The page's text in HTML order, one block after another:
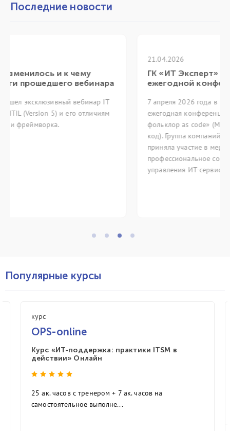
Последние новости
IT
ГК «ИТ Эксперт» приняла участие в XVI
ежегодной конференции itSMF 2026
7 апреля 2026 года в Москве состоялась XVI
ежегодная конференция itSMF «Методологический
фольклор as code» (Методологический фольклор
код). Группа компаний ИТ Эксперт традиционно
приняла участие в мероприятии, объединяющем
профессиональное сообщество в области
Популярные курсы
курс
OPS-online
Курс «ИТ-поддержка: практики ITSM в
действии» Онлайн
25 ак. часов с тренером + 7 ак. часов на
самостоятельное выполне...